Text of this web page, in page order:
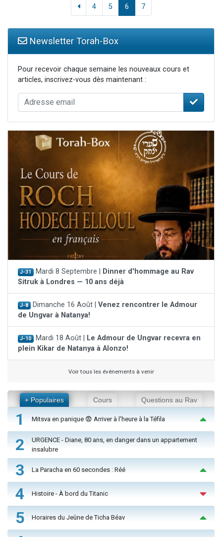
4 5 6 7
Newsletter Torah-Box
Pour recevoir chaque semaine les nouveaux cours et
articles, inscrivez-vous dès maintenant :
J-31 Mardi 8 Septembre |
Dinner d'hommage au Rav
Sitruk à Londres — 10 ans déjà
J-8 Dimanche 16 Août | Venez rencontrer le Admour
de Ungvar à Natanya!
J-10 Mardi 18 Août |
Le Admour de Ungvar recevra en
plein Kikar de Natanya à Alonzo!
Voir tous les événements à venir
+ Populaires Cours Questions au Rav
1 Mitsva en panique 😨 Arriver à l'heure à la Téfila
2
URGENCE - Diane, 80 ans, en danger dans un appartement
insalubre
3 La Paracha en 60 secondes : Réé
4 Histoire - À bord du Titanic
5 Horaires du Jeûne de Ticha Béav